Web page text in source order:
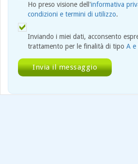
Ho preso visione dell'informativa
condizioni e termini di utilizzo.
Inviando i miei dati, acconsento
trattamento per le finalità di tipo A e